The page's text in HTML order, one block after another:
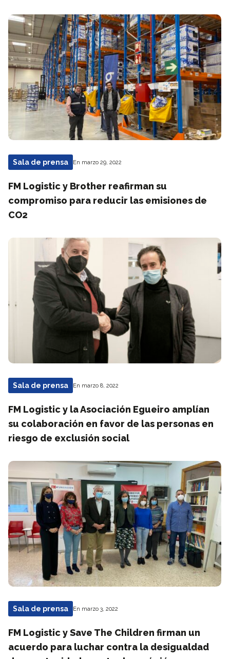
Sala de prensa En marzo 29, 2022
FM Logistic y Brother reafirman su
compromiso para reducir las emisiones de
CO2
Sala de prensa En marzo 8, 2022
FM Logistic y la Asociación Egueiro amplían
su colaboración en favor de las personas en
riesgo de exclusión social
Sala de prensa En marzo 3, 2022
FM Logistic y Save The Children firman un
acuerdo para luchar contra la desigualdad